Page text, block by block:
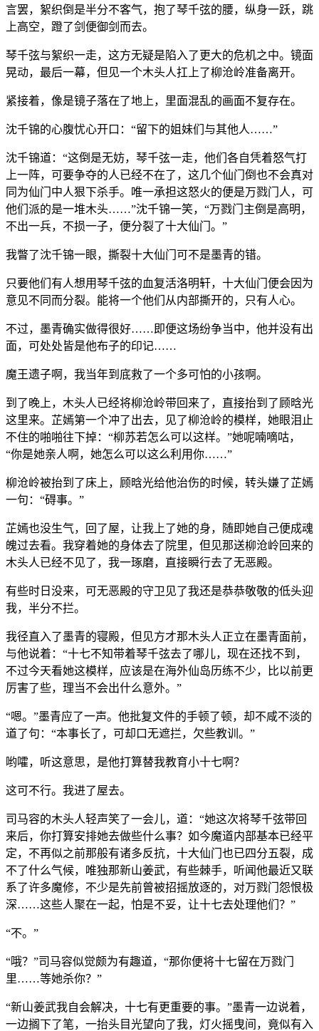
言罢，絮织倒是半分不客气，抱了琴千弦的腰，纵身一跃，跳
上高空，蹬了剑便御剑而去。
琴千弦与絮织一走，这方无疑是陷入了更大的危机之中。镜面
晃动，最后一幕，但见一个木头人扛上了柳沧岭准备离开。
紧接着，像是镜子落在了地上，里面混乱的画面不复存在。
沈千锦的心腹忧心开口：“留下的姐妹们与其他人……”
沈千锦道：“这倒是无妨，琴千弦一走，他们各自凭着怒气打
上一阵，可要争夺的人已经不在了，这几个仙门倒也不会真对
同为仙门中人狠下杀手。唯一承担这怒火的便是万戮门人，可
他们派的是一堆木头……”沈千锦一笑，“万戮门主倒是高明，
不出一兵，不损一子，便分裂了十大仙门。”
我瞥了沈千锦一眼，撕裂十大仙门可不是墨青的错。
只要他们有人想用琴千弦的血复活洛明轩，十大仙门便会因为
意见不同而分裂。能将一个他们从内部撕开的，只有人心。
不过，墨青确实做得很好……即便这场纷争当中，他并没有出
面，可处处皆是他布子的印记……
魔王遗子啊，我当年到底救了一个多可怕的小孩啊。
到了晚上，木头人已经将柳沧岭带回来了，直接抬到了顾晗光
这里来。芷嫣第一个冲了出去，见了柳沧岭的模样，她眼泪止
不住的啪啪往下掉：“柳苏若怎么可以这样。”她呢喃嘀咕，
“你是她亲人啊，她怎么可以这么利用你……”
柳沧岭被抬到了床上，顾晗光给他治伤的时候，转头嫌了芷嫣
一句：“碍事。”
芷嫣也没生气，回了屋，让我上了她的身，随即她自己便成魂
魄过去看。我穿着她的身体去了院里，但见那送柳沧岭回来的
木头人已经不见了，我一琢磨，直接瞬行去了无恶殿。
有些时日没来，可无恶殿的守卫见了我还是恭恭敬敬的低头迎
我，半分不拦。
我径直入了墨青的寝殿，但见方才那木头人正立在墨青面前，
与他说着：“十七不知带着琴千弦去了哪儿，现在还找不到，
不过今天看她这模样，应该是在海外仙岛历练不少，比以前更
厉害了些，理当不会出什么意外。”
“嗯。”墨青应了一声。他批复文件的手顿了顿，却不咸不淡的
道了句：“本事长了，可却口无遮拦，欠些教训。”
哟嚯，听这意思，是他打算替我教育小十七啊？
这可不行。我进了屋去。
司马容的木头人轻声笑了一会儿，道：“她这次将琴千弦带回
来后，你打算安排她去做些什么事？如今魔道内部基本已经平
定，不再似之前那般有诸多反抗，十大仙门也已四分五裂，成
不了什么气候，唯独那新山姜武，有些棘手，听闻他最近又联
系了许多魔修，不少是先前曾被招摇放逐的，对万戮门怨恨极
深……这些人聚在一起，怕是不妥，让十七去处理他们？”
“不。”
“哦？”司马容似觉颇为有趣道，“那你便将十七留在万戮门
里……等她杀你？”
“新山姜武我自会解决，十七有更重要的事。”墨青一边说着，
一边搁下了笔，一抬头目光望向了我，灯火摇曳间，竟似有入